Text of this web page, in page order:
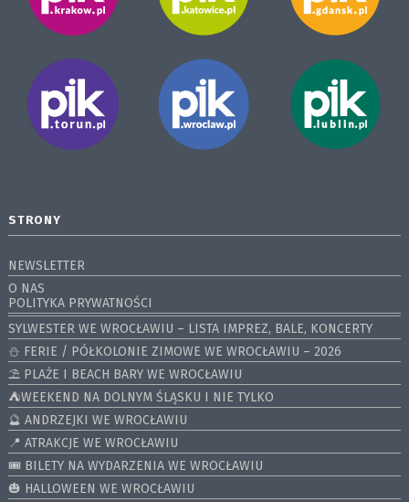
STRONY
NEWSLETTER
O NAS
POLITYKA PRYWATNOŚCI
SYLWESTER WE WROCŁAWIU – LISTA IMPREZ, BALE, KONCERTY
⛄️ FERIE / PÓŁKOLONIE ZIMOWE WE WROCŁAWIU – 2026
⛱️ PLAŻE I BEACH BARY WE WROCŁAWIU
⛺️WEEKEND NA DOLNYM ŚLĄSKU I NIE TYLKO
🔮 ANDRZEJKI WE WROCŁAWIU
📍 ATRAKCJE WE WROCŁAWIU
🎟️ BILETY NA WYDARZENIA WE WROCŁAWIU
🎃 HALLOWEEN WE WROCŁAWIU